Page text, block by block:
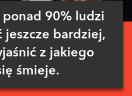
ponad 90% ludzi
jeszcze bardziej,
z jakiego
śmieje.